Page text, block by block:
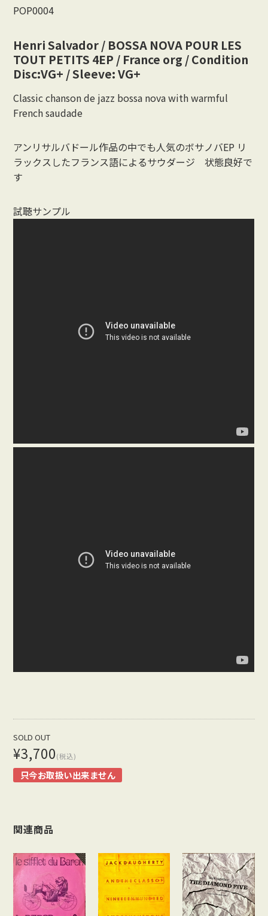
POP0004
Henri Salvador / BOSSA NOVA POUR LES
TOUT PETITS 4EP / France org / Condition
Disc:VG+ / Sleeve: VG+
Classic chanson de jazz bossa nova with warmful
French saudade
アンリサルバドール作品の中でも人気のボサノバEP リ
ラックスしたフランス語によるサウダージ 状態良好で
す
試聴サンプル
SOLD OUT
¥3,700(税込)
只今お取扱い出来ません
関連商品